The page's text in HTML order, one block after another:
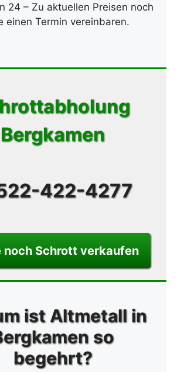
24 – Zu aktuellen Preisen noch
einen Termin vereinbaren.
Bergkamen
422-4277
noch Schrott verkaufen
ist Altmetall in
so
begehrt?